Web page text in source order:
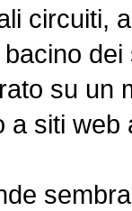
circuiti,
su un
a siti